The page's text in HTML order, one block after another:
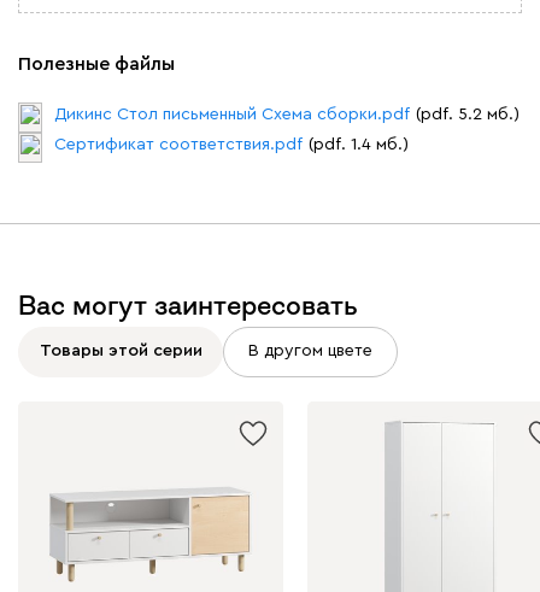
Полезные файлы
Дикинс Стол письменный Схема сборки.pdf (pdf. 5.2 мб.)
Сертификат соответствия.pdf (pdf. 1.4 мб.)
Вас могут заинтересовать
Товары этой серии В другом цвете